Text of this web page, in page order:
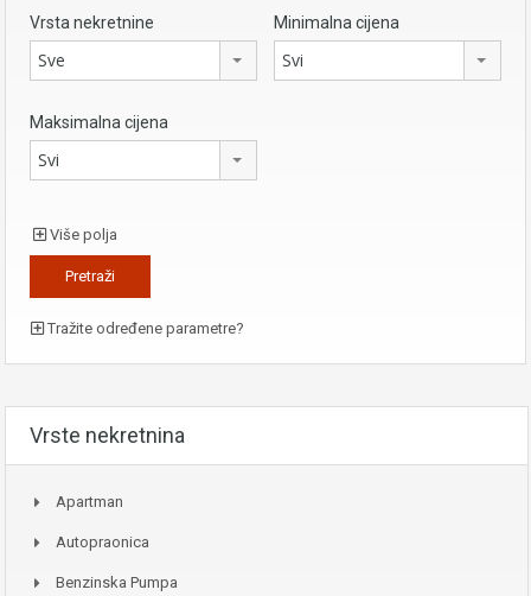
Vrsta nekretnine
Sve
Minimalna cijena
Svi
Maksimalna cijena
Svi
Više polja
Tražite određene parametre?
Vrste nekretnina
Apartman
Autopraonica
Benzinska Pumpa